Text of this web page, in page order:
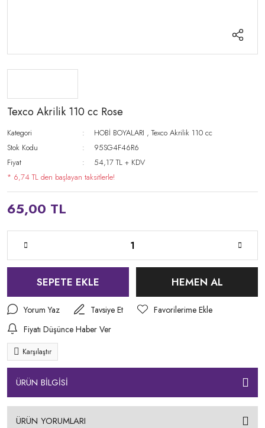
Texco Akrilik 110 cc Rose
Kategori HOBİ BOYALARI ,Texco Akrilik 110 cc
Stok Kodu
95SG4F46R6
Fiyat
54,17 TL + KDV
* 6,74 TL den başlayan taksitlerle!
65,00 TL
SEPETE EKLE HEMEN AL
Yorum Yaz
Tavsiye Et
Fiyatı Düşünce Haber Ver
Karşılaştır
ÜRÜN BİLGİSİ
ÜRÜN YORUMLARI